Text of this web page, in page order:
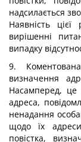
надсилається
Наявність
вирішенні
випадку
9.
визначення
Насамперед, це
адреса,
ненадання
щодо їх
повістка,